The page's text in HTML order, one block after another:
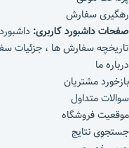
رهگیری سفارش
صفحات داشبورد کاربری:
تاریخچه سفارش ها ، جزئیات
درباره ما
بازخورد مشتریان
سوالات متداول
موقعیت فروشگاه
جستجوی نتایج